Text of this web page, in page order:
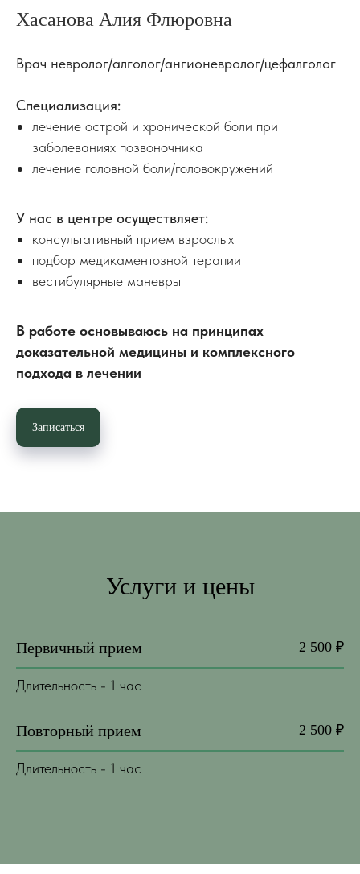
Хасанова Алия Флюровна
Врач невролог/алголог/ангионевролог/цефалголог
Специализация:
лечение острой и хронической боли при
заболеваниях позвоночника
лечение головной боли/головокружений
У нас в центре осуществляет:
консультативный прием взрослых
подбор медикаментозной терапии
вестибулярные маневры
В работе основываюсь на принципах
доказательной медицины и комплексного
подхода в лечении
Записаться
Услуги и цены
Первичный прием 2 500 ₽
Длительность - 1 час
Повторный прием 2 500 ₽
Длительность - 1 час